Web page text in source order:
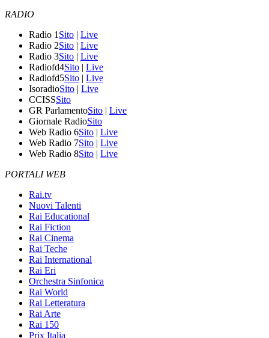
RADIO
Radio 1 Sito | Live
Radio 2Sito | Live
Radio 3Sito | Live
Radiofd4Sito | Live
Radiofd5Sito | Live
IsoradioSito | Live
CCISSSito
GR ParlamentoSito | Live
Giornale RadioSito
Web Radio 6Sito | Live
Web Radio 7Sito | Live
Web Radio 8Sito | Live
PORTALI WEB
Rai.tv
Nuovi Talenti
Rai Educational
Rai Fiction
Rai Cinema
Rai Teche
Rai International
Rai Eri
Orchestra Sinfonica
Rai World
Rai Letteratura
Rai Arte
Rai 150
Prix Italia